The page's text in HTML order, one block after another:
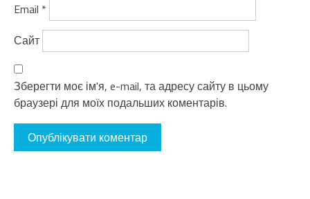
Email *
Сайт
Зберегти моє ім'я, e-mail, та адресу сайту в цьому
браузері для моїх подальших коментарів.